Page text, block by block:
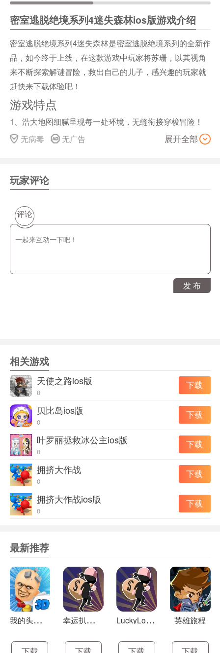
密室逃脱绝境系列4迷失森林ios版游戏介绍
密室逃脱绝境系列4迷失森林是密室逃脱绝境系列的全新作
品，如今终于上线，在这款游戏中玩家将苏珊，以其视角
来不断探索解谜冒险，救出自己的儿子，感兴趣的玩家就
赶快来下载体验吧！
游戏特点
1、浩大地图细腻呈现每一处环境，无缝衔接穿梭冒险！
2、剧情关卡严谨设定，多重探索解谜成就感无法言喻！
1、优点：一是动画内容比较丰富，比以前点一下就点完结
画，这点看上去费了点功夫；
二，美术效果优化大大的，虽然仔细看可能有点模糊(不知
道是颜色太暗)，不过很显然是一整张大图；
还可以回顾看一下之前的剧情内容四是需要解谜的内容方
式多了很多，有的的确有一些按照以前玩密室解谜的没想
啥关系)，看有没有大佬能解释一下；
三，额外内容居然不是以前的隐藏关，一些收集没提示搞
不清楚。
无病毒 无广告 展开全部
玩家评论
评论
发 布
相关游戏
天使之路ios版
0
下载
贝比岛ios版
0
下载
叶罗丽拯救冰公主ios版
0
下载
拥挤大作战
0
下载
拥挤大作战ios版
0
下载
最新推荐
我
的头很铁3Dios版 幸
运扒手ios版 L
uckyLooter 英雄旅程